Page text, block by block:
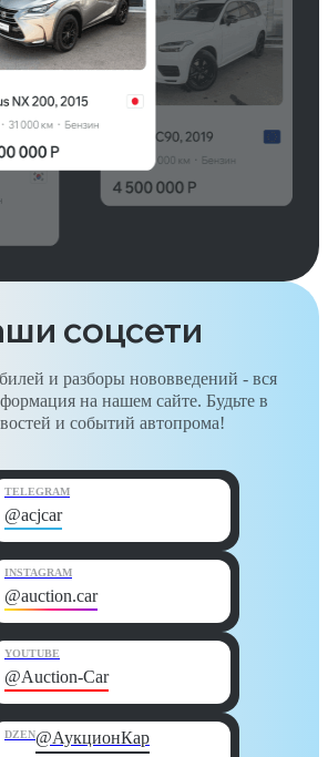
соцсети
и разборы нововведений - вся
на нашем сайте. Будьте в
и событий автопрома!
TELEGRAM
@acjcar
INSTAGRAM
@auction.car
YOUTUBE
@Auction-Car
DZEN@АукционКар